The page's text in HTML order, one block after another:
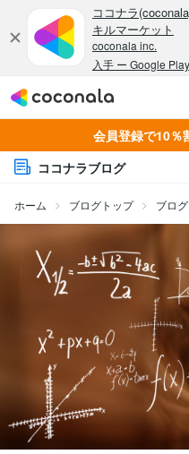
会員登録で10％
ココナラブログ
ホーム ブログトップ ブログ